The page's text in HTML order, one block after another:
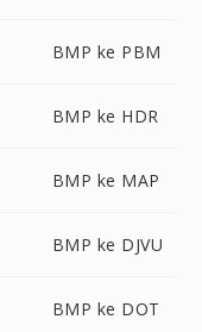
BMP ke PBM
BMP ke HDR
BMP ke MAP
BMP ke DJVU
BMP ke DOT